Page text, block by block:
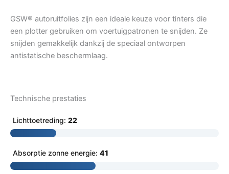
GSW® autoruitfolies zijn een ideale keuze voor tinters die
een plotter gebruiken om voertuigpatronen te snijden. Ze
snijden gemakkelijk dankzij de speciaal ontworpen
antistatische beschermlaag.
Technische prestaties
Lichttoetreding: 22
Absorptie zonne energie: 41